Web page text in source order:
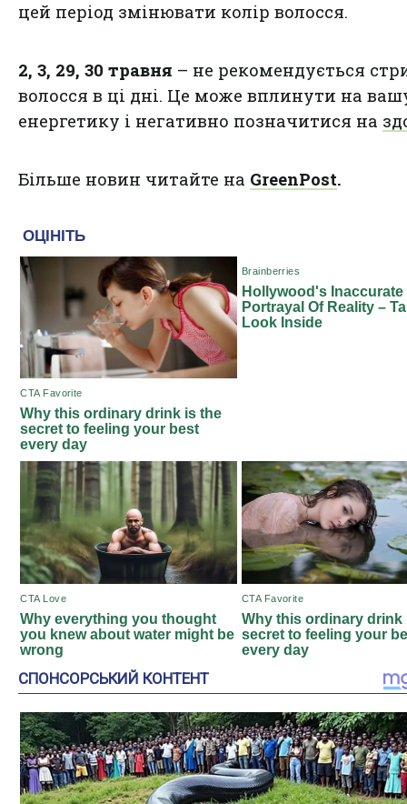
цей період змінювати колір волосся.
2, 3, 29, 30 травня – не рекомендується
волосся в ці дні. Це може вплинути на
енергетику і негативно позначитися на
Більше новин читайте на GreenPost.